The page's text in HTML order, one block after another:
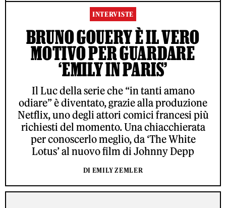
INTERVISTE
BRUNO GOUERY È IL VERO
MOTIVO PER GUARDARE
‘EMILY IN PARIS’
Il Luc della serie che “in tanti amano
odiare” è diventato, grazie alla produzione
Netflix, uno degli attori comici francesi più
richiesti del momento. Una chiacchierata
per conoscerlo meglio, da ‘The White
Lotus’ al nuovo film di Johnny Depp
DI EMILY ZEMLER